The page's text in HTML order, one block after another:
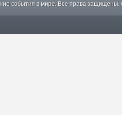
события в мире. Все права защищены.